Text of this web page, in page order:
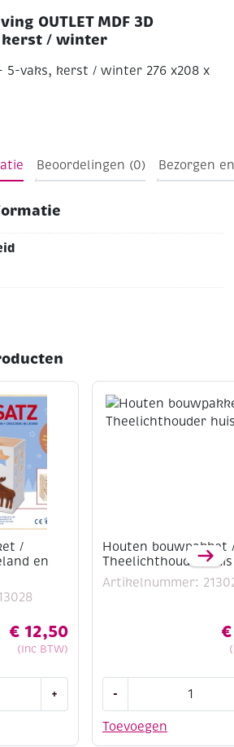
OUTLET MDF 3D
/ winter
5-vaks, kerst / winter 276 x208 x
Beoordelingen (0) Bezorgen
/
en
€ 12,50
(Inc BTW)
+
Houten bouwpakket
Theelichthouder huis
Artikelnummer:
€
Toevoegen
-
/